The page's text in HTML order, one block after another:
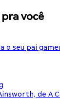
você
o seu pai
de A